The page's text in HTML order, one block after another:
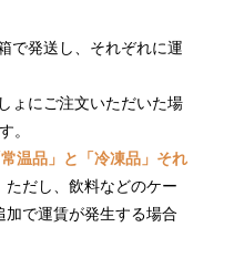
で発送し、それぞれに運
ょにご注文いただいた場
。
温品」と「冷凍品」それ
ただし、飲料などのケー
加で運賃が発生する場合